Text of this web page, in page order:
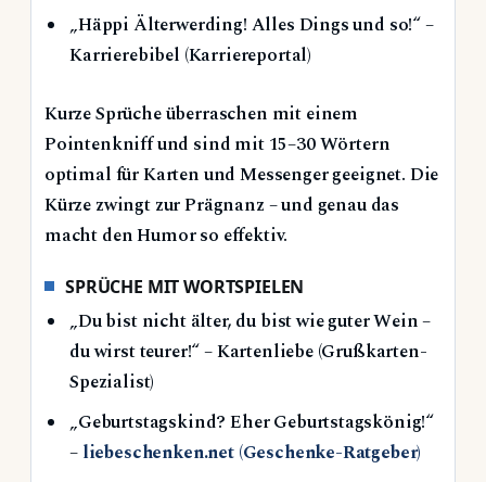
„Häppi Älterwerding! Alles Dings und so!“ –
Karrierebibel (Karriereportal)
Kurze Sprüche überraschen mit einem
Pointenkniff und sind mit 15–30 Wörtern
optimal für Karten und Messenger geeignet. Die
Kürze zwingt zur Prägnanz – und genau das
macht den Humor so effektiv.
SPRÜCHE MIT WORTSPIELEN
„Du bist nicht älter, du bist wie guter Wein –
du wirst teurer!“ – Kartenliebe (Grußkarten-
Spezialist)
„Geburtstagskind? Eher Geburtstagskönig!“
– liebeschenken.net (Geschenke-Ratgeber)